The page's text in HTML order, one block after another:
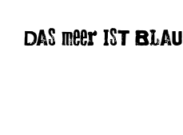
DAS meer IST BLAU